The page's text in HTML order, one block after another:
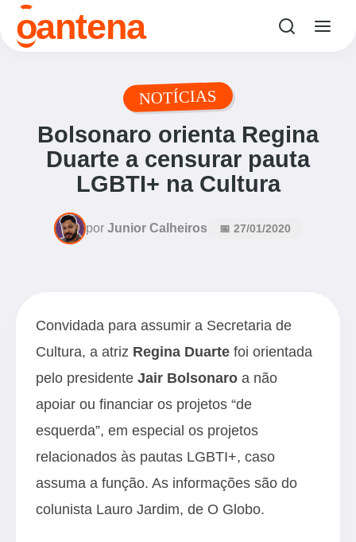
oantena
NOTÍCIAS
Bolsonaro orienta Regina
Duarte a censurar pauta
LGBTI+ na Cultura
por Junior Calheiros 📅 27/01/2020
Convidada para assumir a Secretaria de
Cultura, a atriz Regina Duarte foi orientada
pelo presidente Jair Bolsonaro a não
apoiar ou financiar os projetos “de
esquerda”, em especial os projetos
relacionados às pautas LGBTI+, caso
assuma a função. As informações são do
colunista Lauro Jardim, de O Globo.